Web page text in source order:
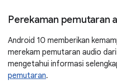
Perekaman pemutaran
Android 10 memberikan
merekam pemutaran audio
mengetahui informasi
pemutaran.